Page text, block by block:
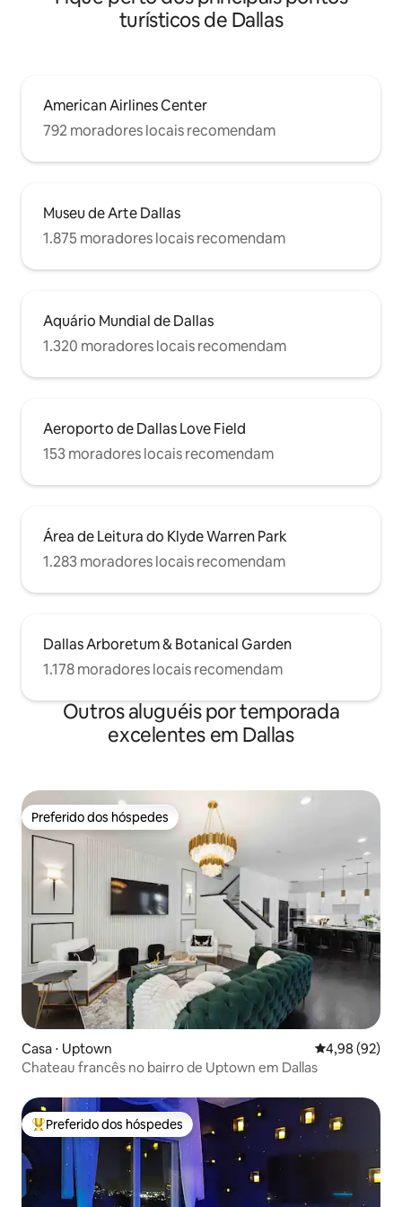
turísticos de Dallas
American Airlines Center
792 moradores locais recomendam
Museu de Arte Dallas
1.875 moradores locais recomendam
Aquário Mundial de Dallas
1.320 moradores locais recomendam
Aeroporto de Dallas Love Field
153 moradores locais recomendam
Área de Leitura do Klyde Warren Park
1.283 moradores locais recomendam
Dallas Arboretum & Botanical Garden
1.178 moradores locais recomendam
Outros aluguéis por temporada
excelentes em Dallas
Preferido dos hóspedes
Preferido dos hóspedes
Casa ⋅ Uptown 4,98 de uma
4,98 (92)
Chateau francês no bairro de Uptown em Dallas
Entre os melhores preferidos dos hóspedes
Preferido dos hóspedes